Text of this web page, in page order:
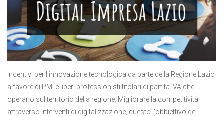
Incentivi per l'innovazione tecnologica da parte della Regione Lazio
a favore di PMI e liberi professionisti titolari di partita IVA che
operano sul territorio della regione. Migliorare la competitività
attraverso interventi di digitalizzazione, questo l'obbiettivo del